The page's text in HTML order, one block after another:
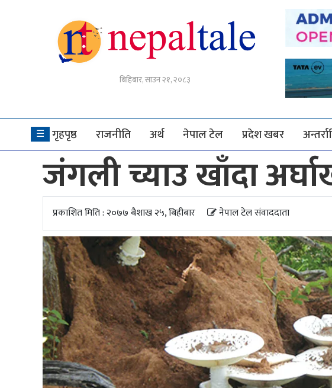
बिहिबार, साउन २१, २०८३
अर्थ
नेपाल
अन्तर्राष्ट्रिय
अपडेट
खेलकुद
स्वास्थ्य/
जिबनशैली
☰ गृहपृष्ठ राजनीति अर्थ नेपाल टेल प्रदेश खबर
जंगली च्याउ खाँदा
प्रकाशित मिति : २०७७ बैशाख २५, बिहीबार नेपाल टेल संवाददाता